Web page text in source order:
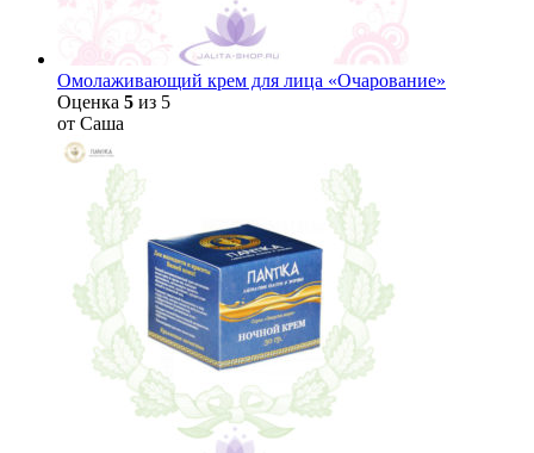
Омолаживающий крем для лица «Очарование»
Оценка 5 из 5
от Саша